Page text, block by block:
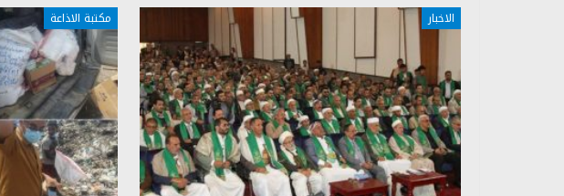
الاخبار مكتبة الاذاعة